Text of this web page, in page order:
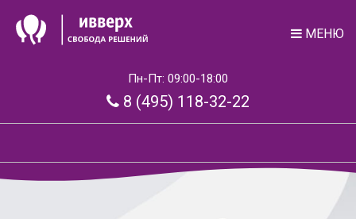
МЕНЮ
Пн-Пт: 09:00-18:00
8 (495) 118-32-22